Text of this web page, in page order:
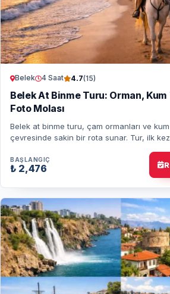
Belek 4 Saat 4.7(15)
Belek At Binme Turu: Orman,
Foto Molası
Belek at binme turu, çam ormanları ve
çevresinde sakin bir rota sunar. Tur, ilk
BAŞLANGIÇ
₺ 2,476